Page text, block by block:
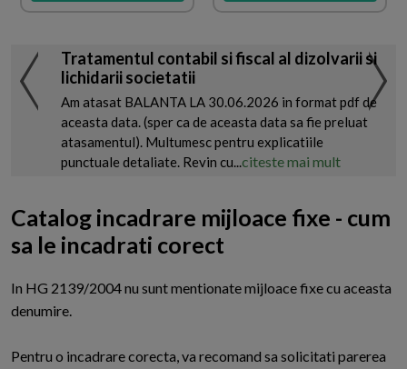
Tratamentul contabil si fiscal al dizolvarii si
lichidarii societatii
Am atasat BALANTA LA 30.06.2026 in format pdf de
aceasta data. (sper ca de aceasta data sa fie preluat
atasamentul). Multumesc pentru explicatiile
punctuale detaliate. Revin cu...citeste mai mult
Catalog incadrare mijloace fixe - cum
sa le incadrati corect
In HG 2139/2004 nu sunt mentionate mijloace fixe cu aceasta
denumire.
Pentru o incadrare corecta, va recomand sa solicitati parerea